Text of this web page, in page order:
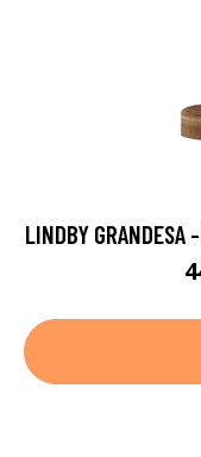
LINDBY